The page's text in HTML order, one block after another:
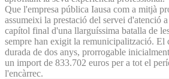
Que l'empresa pública Iausa com a mitjà
assumeixi la prestació del servei d'atenció
capítol final d'una llarguíssima batalla de
sempre han exigit la remunicipalització. El
durada de dos anys, prorrogable
un import de 833.702 euros per a tot el
l'encàrrec.